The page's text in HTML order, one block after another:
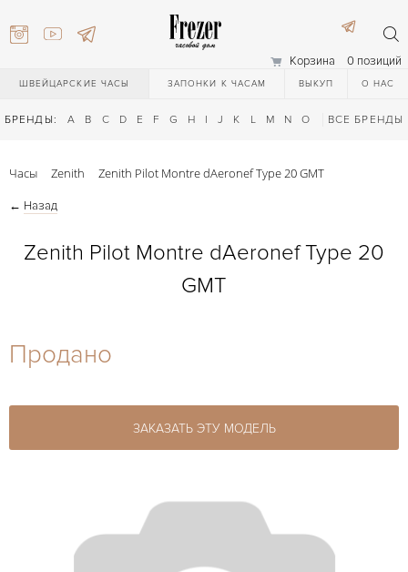
Корзина 0 позиций
ШВЕЙЦАРСКИЕ ЧАСЫ ЗАПОНКИ К ЧАСАМ ВЫКУП О НАС
БРЕНДЫ: A B C D E F G H I J K L M N O Q R S T
ВСЕ БРЕНДЫ
27-44
Часы Zenith Zenith Pilot Montre dAeronef Type 20 GMT
← Назад
Zenith Pilot Montre dAeronef Type 20
GMT
Продано
ЗАКАЗАТЬ ЭТУ МОДЕЛЬ